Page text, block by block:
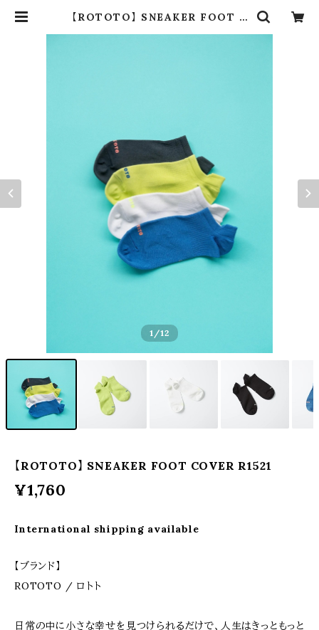
【ROTOTO】 SNEAKER FOOT C
1 /12
【ROTOTO】 SNEAKER FOOT COVER R1521
¥1,760
International shipping available
【ブランド】
ROTOTO / ロトト
日常の中に小さな幸せを見つけられるだけで、人生はきっともっと